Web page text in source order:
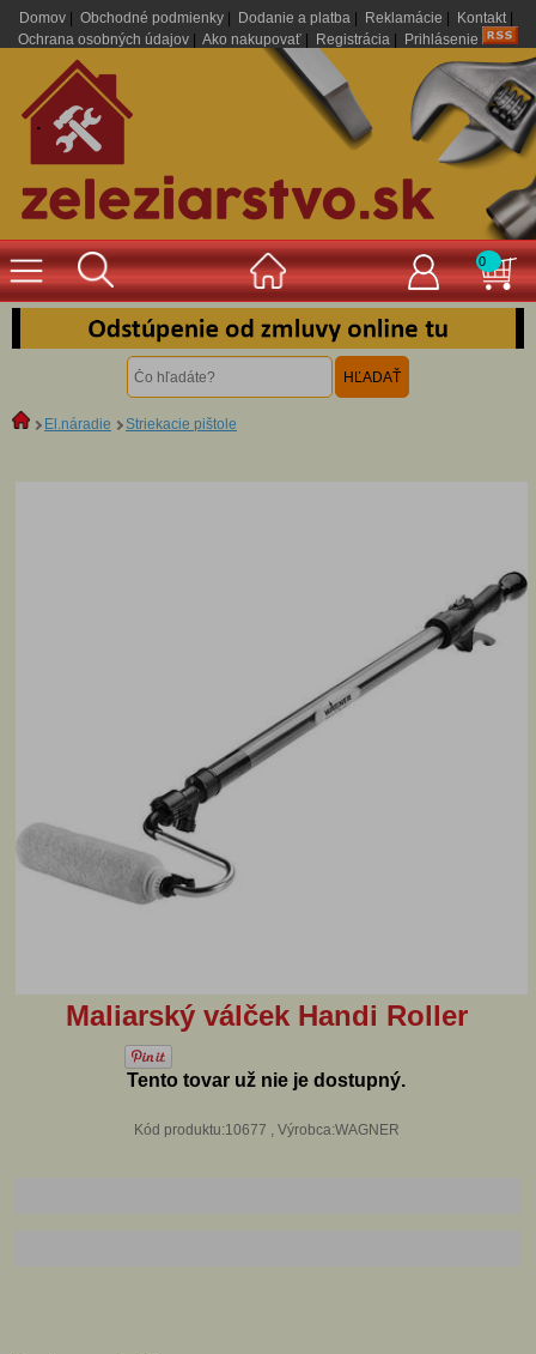
Domov Obchodné podmienky Dodanie a platba Reklamácie Kontakt|
Ochrana osobných údajov
Ako nakupovať Registrácia Prihlásenie
.
0
El.náradie Striekacie pištole
Maliarský válček Handi Roller
Tento tovar už nie je dostupný.
Kód produktu:10677 , Výrobca:WAGNER